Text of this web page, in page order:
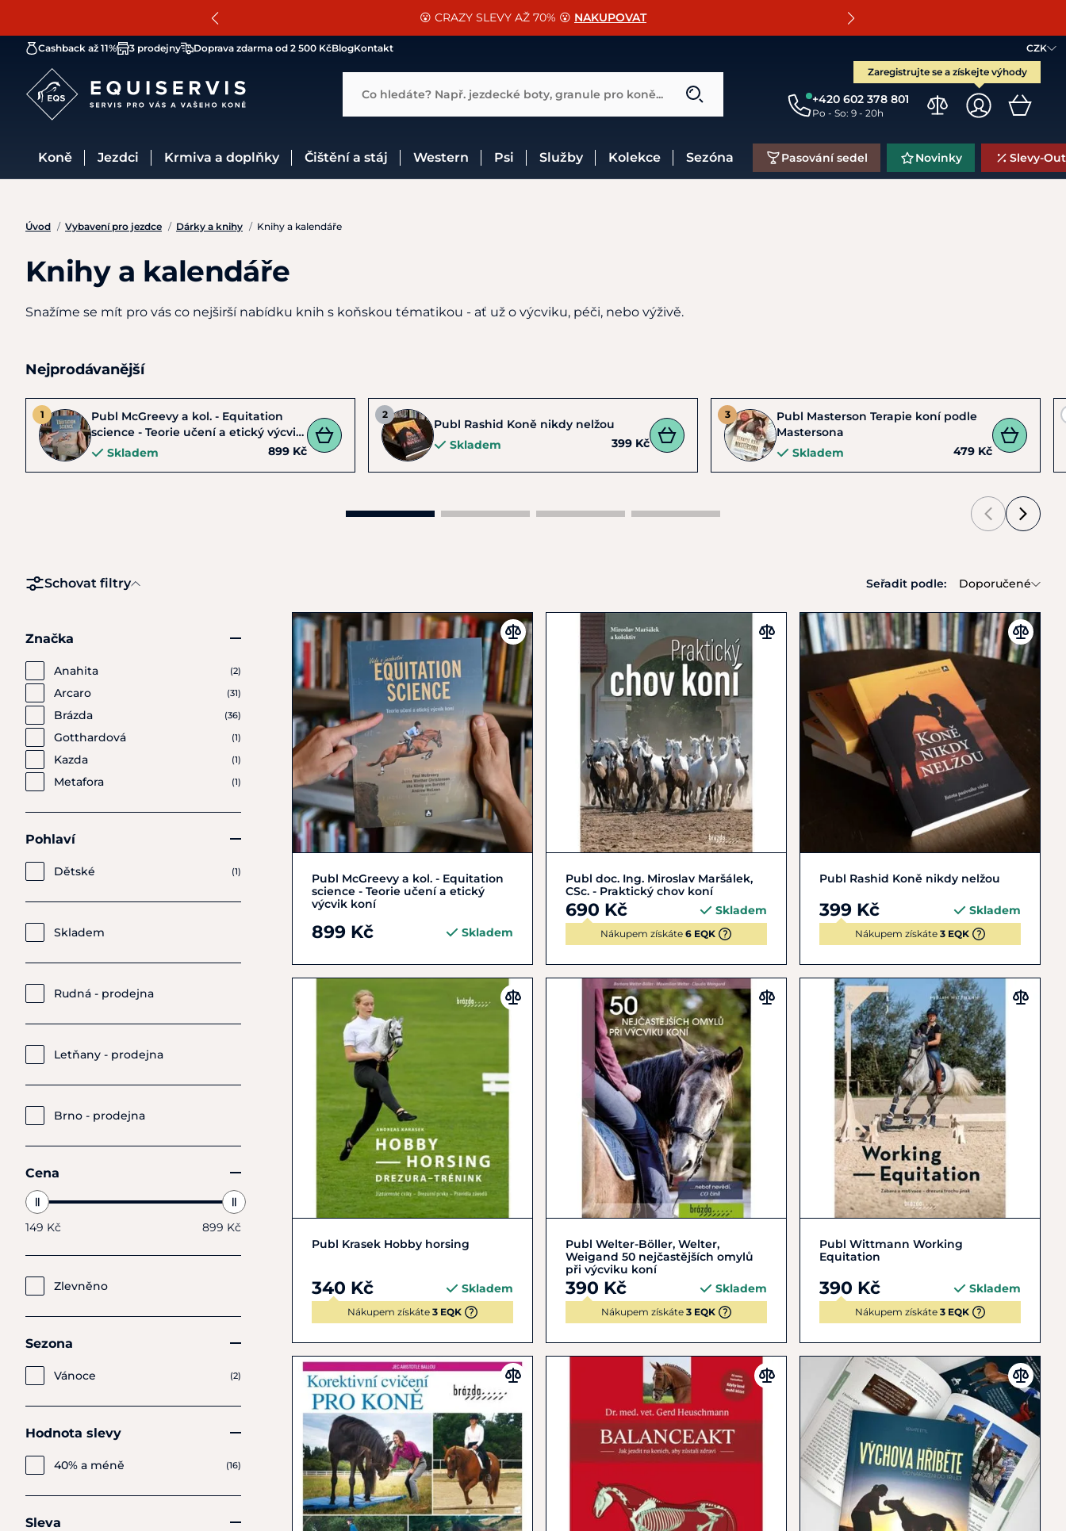
SLEVA 13% na vše od Cassini! CHCI SLEVU
😮 CRAZY SLEVY AŽ 70% 😮 NAKUPOVAT
📐Pasování a doplňky k vybraným sedlům ZDARMA 🐴
CZK
Zaregistrujte se a získejte výhody
+420 602 378 801
Po - So: 9 - 20h
Cashback až 11% 3 prodejny Doprava zdarma od 2 500 KčBlogKontakt
Co hledáte? Např. jezdecké boty, granule pro koně...
Koně Jezdci Krmiva a doplňky Čištění a stáj Western Psi Služby Kolekce Sezóna Pasování sedel Novinky Slevy-
Úvod / Vybavení pro jezdce / Dárky a knihy / Knihy a kalendáře
Knihy a kalendáře
Snažíme se mít pro vás co nejširší nabídku knih s koňskou tématikou - ať už o výcviku, péči, nebo výživě.
Nejprodávanější
Publ McGreevy a kol. - Equitation
science - Teorie učení a etický výcvik
koníSkladem 899 Kč
Publ Rashid Koně nikdy nelžou
Skladem
399 Kč
Publ Masterson Terapie koní podle
Mastersona
Skladem
479 Kč
Schovat filtry Seřadit podle: Doporučené
Značka
Anahita (2)
Arcaro (31)
Brázda (36)
Gotthardová (1)
Kazda (1)
Metafora (1)
Pohlaví
Dětské (1)
Skladem
Rudná - prodejna
Letňany - prodejna
Brno - prodejna
Cena
149 Kč 899 Kč
Zlevněno
Sezona
Vánoce (2)
Hodnota slevy
40% a méně (16)
Sleva
Do košíku
Publ McGreevy a kol. - Equitation
science - Teorie učení a etický
výcvik koní
899 Kč Skladem
Do košíku
Publ doc. Ing. Miroslav Maršálek,
CSc. - Praktický chov koní
690 Kč Skladem
Nákupem získáte6 EQK
Do košíku
Publ Rashid Koně nikdy nelžou
399 Kč Skladem
Nákupem získáte 3 EQK
Do košíku
Publ Krasek Hobby horsing
340 Kč Skladem
Nákupem získáte 3 EQK
Do košíku
Publ Welter-Böller, Welter,
Weigand 50 nejčastějších omylů
při výcviku koní
390 Kč Skladem
Nákupem získáte 3 EQK
Do košíku
Publ Wittmann Working
Equitation
390 Kč Skladem
Nákupem získáte 3 EQK